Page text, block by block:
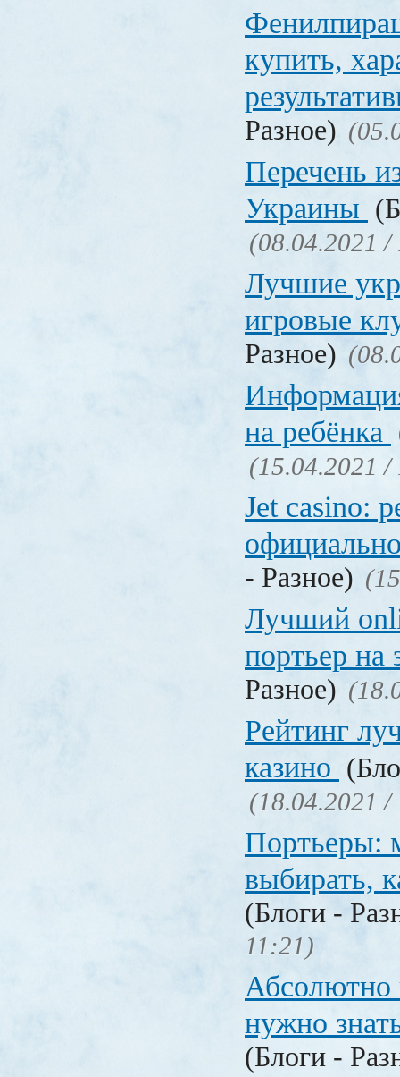
купить,
Разное)
Перечень
Украины
(08.04.2021 /
Лучшие
игровые
Разное)
на ребёнка
(15.04.2021 /
Jet casino:
- Разное)
Лучший
портьер на
Разное)
Рейтинг
казино
(18.04.2021 /
Портьеры:
выбирать,
(Блоги -
11:21)
Абсолютно
нужно
(Блоги -